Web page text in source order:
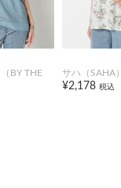
BY THE サハ（SAHA）
¥2,178 税込